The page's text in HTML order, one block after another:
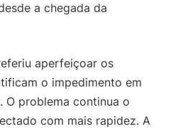
a chegada da
aperfeiçoar os
o impedimento em
O problema continua o
com mais rapidez. A